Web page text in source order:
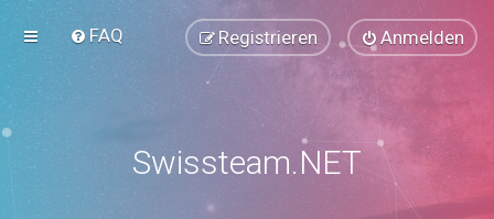
FAQ Anmelden
Registrieren
Swissteam.NET